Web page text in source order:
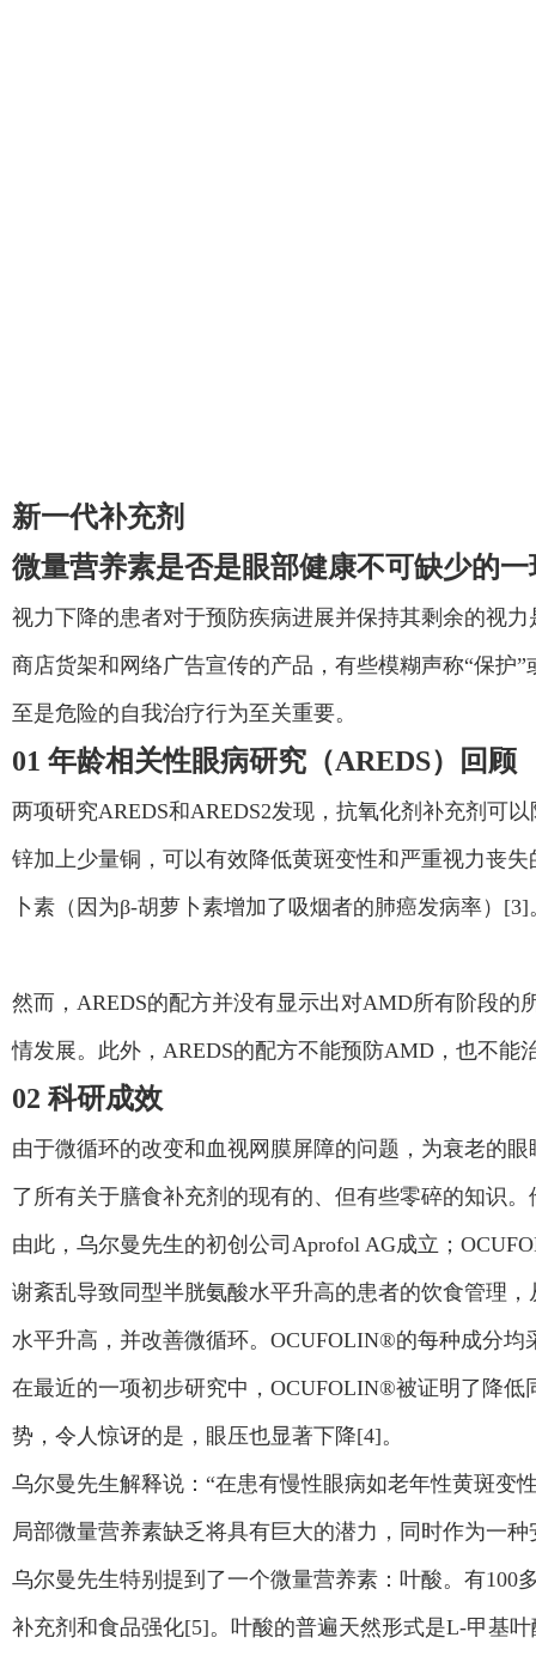
新一代补充剂
微量营养素是否是眼部健康不可缺少的一
视力下降的患者对于预防疾病进展并保持其剩余的视
商店货架和网络广告宣传的产品，有些模糊声称“保护
至是危险的自我治疗行为至关重要。
01 年龄相关性眼病研究（AREDS）回顾
两项研究AREDS和AREDS2发现，抗氧化剂补充剂可
锌加上少量铜，可以有效降低黄斑变性和严重视力丧
卜素（因为β-胡萝卜素增加了吸烟者的肺癌发病率）[3]
然而，AREDS的配方并没有显示出对AMD所有阶段
情发展。此外，AREDS的配方不能预防AMD，也不
02 科研成效
由于微循环的改变和血视网膜屏障的问题，为衰老的
了所有关于膳食补充剂的现有的、但有些零碎的知识
由此，乌尔曼先生的初创公司Aprofol AG成立；
谢紊乱导致同型半胱氨酸水平升高的患者的饮食管理
水平升高，并改善微循环。OCUFOLIN®的每种成分均
在最近的一项初步研究中，OCUFOLIN®被证明了降
势，令人惊讶的是，眼压也显著下降[4]。
乌尔曼先生解释说：“在患有慢性眼病如老年性黄斑变
局部微量营养素缺乏将具有巨大的潜力，同时作为一
乌尔曼先生特别提到了一个微量营养素：叶酸。有
补充剂和食品强化[5]。叶酸的普遍天然形式是L-甲基